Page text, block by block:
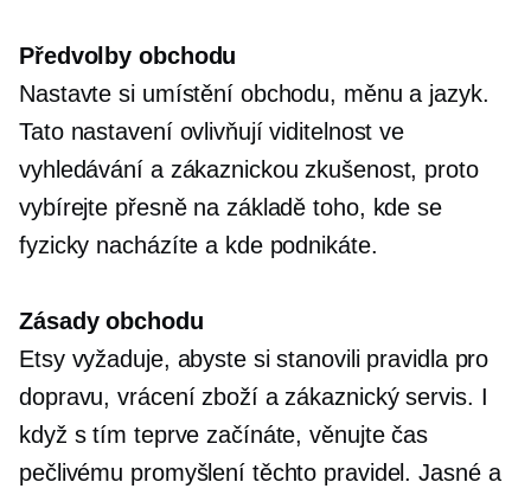
Předvolby obchodu
Nastavte si umístění obchodu, měnu a jazyk.
Tato nastavení ovlivňují viditelnost ve
vyhledávání a zákaznickou zkušenost, proto
vybírejte přesně na základě toho, kde se
fyzicky nacházíte a kde podnikáte.
Zásady obchodu
Etsy vyžaduje, abyste si stanovili pravidla pro
dopravu, vrácení zboží a zákaznický servis. I
když s tím teprve začínáte, věnujte čas
pečlivému promyšlení těchto pravidel. Jasné a